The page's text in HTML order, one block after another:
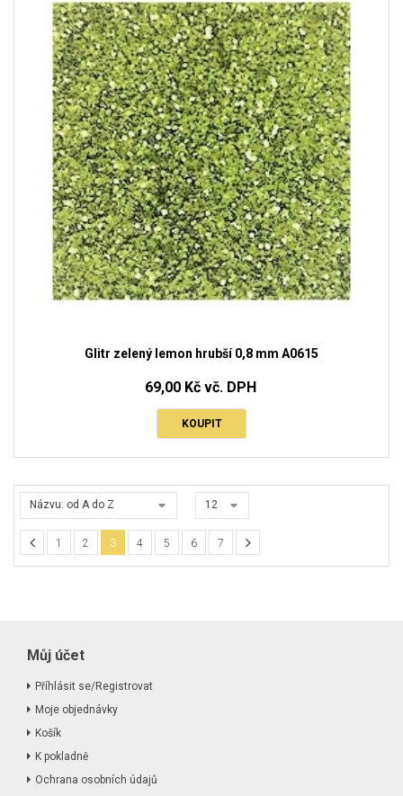
Glitr zelený lemon hrubší 0,8 mm A0615
69,00 Kč vč. DPH
KOUPIT
Názvu: od A do Z 12
1 2 3 4 5 6 7
Můj účet
Příhlásit se/Registrovat
Moje objednávky
Košík
K pokladně
Ochrana osobních údajů